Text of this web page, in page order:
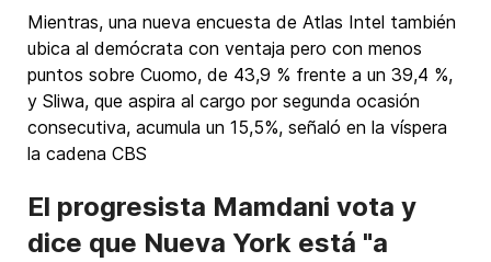
Mientras, una nueva encuesta de Atlas Intel también
ubica al demócrata con ventaja pero con menos
puntos sobre Cuomo, de 43,9 % frente a un 39,4 %,
y Sliwa, que aspira al cargo por segunda ocasión
consecutiva, acumula un 15,5%, señaló en la víspera
la cadena CBS
El progresista Mamdani vota y
dice que Nueva York está "a